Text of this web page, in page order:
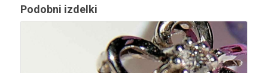
Podobni izdelki